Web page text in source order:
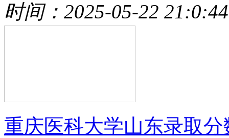
时间：2025-05-22 21:0:44
重庆医科大学山东录取分